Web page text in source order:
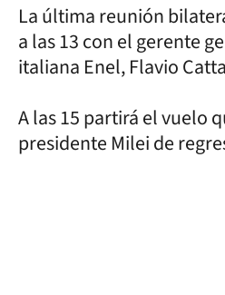
La última reunión
a las 13 con el gerente
italiana Enel, Flavio
A las 15 partirá el vuelo
presidente Milei de